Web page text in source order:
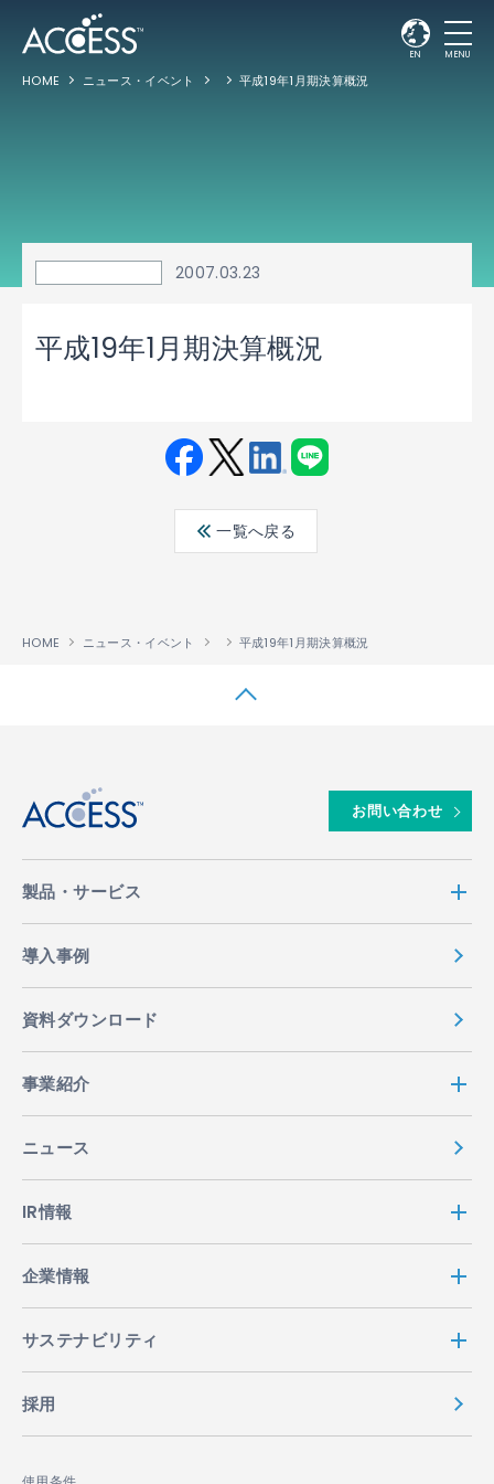
EN MENU
HOME ニュース・イベント 平成19年1月期決算概況
2007.03.23
平成19年1月期決算概況
ebo ter
edin
一覧へ戻る
HOME ニュース・イベント 平成19年1月期決算概況
お問い合わせ
製品・サービス
導入事例
資料ダウンロード
事業紹介
ニュース
IR情報
企業情報
サステナビリティ
採用